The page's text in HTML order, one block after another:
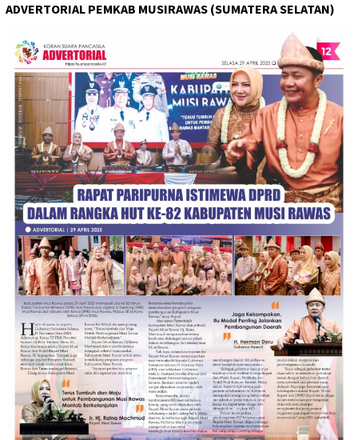
ADVERTORIAL PEMKAB MUSIRAWAS (SUMATERA SELATAN)